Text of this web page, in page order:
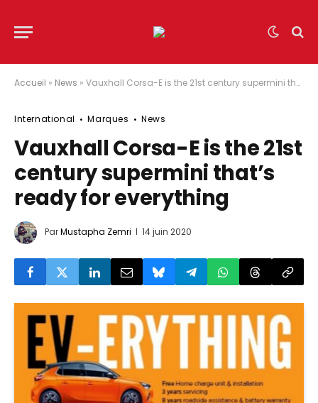
Accueil » News » Vauxhall Corsa-E is the 21st century supermini that’s ready for everything
International Marques News
Vauxhall Corsa-E is the 21st
century supermini that’s
ready for everything
ParMustapha Zemri 14 juin 2020